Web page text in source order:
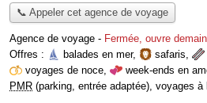
📞 Appeler cet agence de voyage
Agence de voyage - Fermée, ouvre
Offres :
balades en mer, safaris,
voyages de noce, week-ends en
PMR (parking, entrée adaptée), voyages à